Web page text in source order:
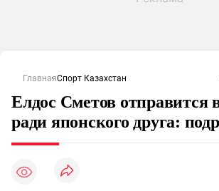
ГлавнаяСпорт Казахстан
Елдос Сметов отправится
ради японского друга: